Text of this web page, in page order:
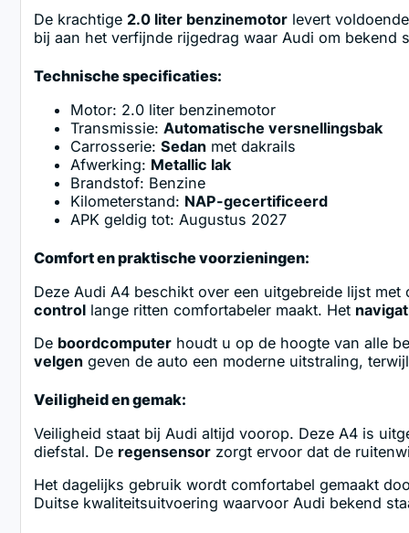
De krachtige 2.0 liter benzinemotorlevert
bij aan het verfijnde rijgedrag waar Audi om bekend
Technische specificaties:
Motor: 2.0 liter benzinemotor
Transmissie: Automatische versnellingsbak
Carrosserie: Sedanmet dakrails
Afwerking: Metallic lak
Brandstof: Benzine
Kilometerstand: NAP-gecertificeerd
APK geldig tot: Augustus 2027
Comfort en praktische voorzieningen:
Deze Audi A4 beschikt over een uitgebreide lijst
controllange ritten comfortabeler maakt. Het
De boordcomputerhoudt u op de hoogte van alle
velgengeven de auto een moderne uitstraling,
Veiligheid en gemak:
Veiligheid staat bij Audi altijd voorop. Deze A4 is
diefstal. De regensensorzorgt ervoor dat de
Het dagelijks gebruik wordt comfortabel gemaakt
Duitse kwaliteitsuitvoering waarvoor Audi bekend